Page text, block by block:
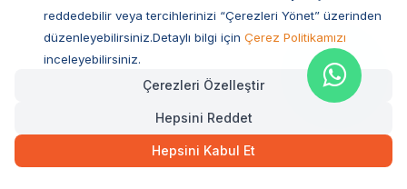
Orijinal Ürün Garantisi
reddedebilir veya tercihlerinizi “Çerezleri Yönet” üzerinden
düzenleyebilirsiniz.Detaylı bilgi için Çerez Politikamızı
inceleyebilirsiniz.
Çerezleri Özelleştir
Hepsini Reddet
Hepsini Kabul Et